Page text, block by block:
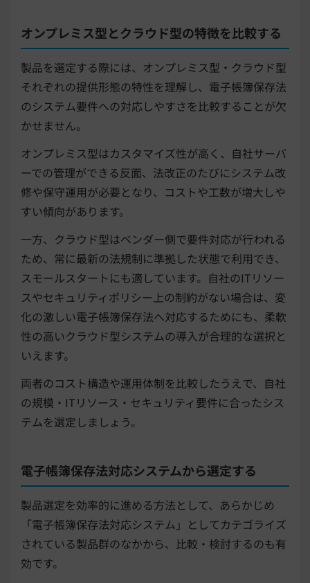
オンプレミス型とクラウド型の特徴を比較する
製品を選定する際には、オンプレミス型・クラウド型
それぞれの提供形態の特性を理解し、電子帳簿保存法
のシステム要件への対応しやすさを比較することが欠
かせません。
オンプレミス型はカスタマイズ性が高く、自社サーバ
ーでの管理ができる反面、法改正のたびにシステム改
修や保守運用が必要となり、コストや工数が増大しや
すい傾向があります。
一方、クラウド型はベンダー側で要件対応が行われる
ため、常に最新の法規制に準拠した状態で利用でき、
スモールスタートにも適しています。自社のITリソー
スやセキュリティポリシー上の制約がない場合は、変
化の激しい電子帳簿保存法へ対応するためにも、柔軟
性の高いクラウド型システムの導入が合理的な選択と
いえます。
両者のコスト構造や運用体制を比較したうえで、自社
の規模・ITリソース・セキュリティ要件に合ったシス
テムを選定しましょう。
電子帳簿保存法対応システムから選定する
製品選定を効率的に進める方法として、あらかじめ
「電子帳簿保存法対応システム」としてカテゴライズ
されている製品群のなかから、比較・検討するのも有
効です。